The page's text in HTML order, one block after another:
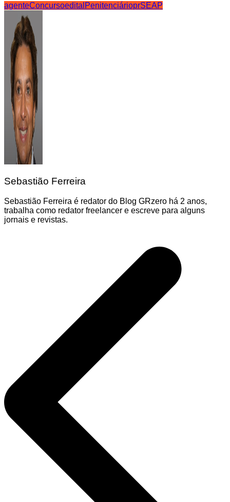
agenteConcursoedital PenitenciárioprSEAP
Sebastião Ferreira
Sebastião Ferreira é redator do Blog GRzero há 2 anos,
trabalha como redator freelancer e escreve para alguns
jornais e revistas.